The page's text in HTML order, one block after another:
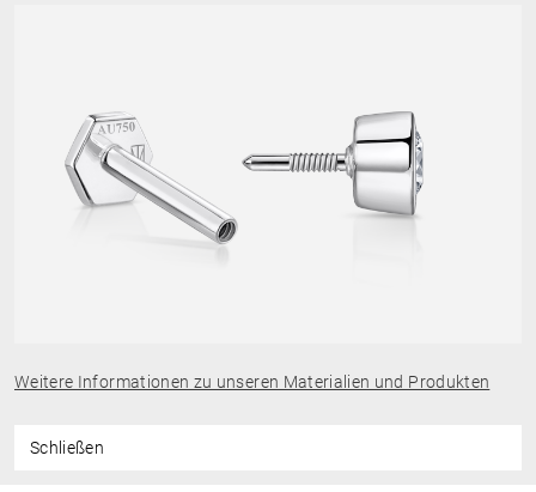
Weitere Informationen zu unseren Materialien und Produkten
Schließen